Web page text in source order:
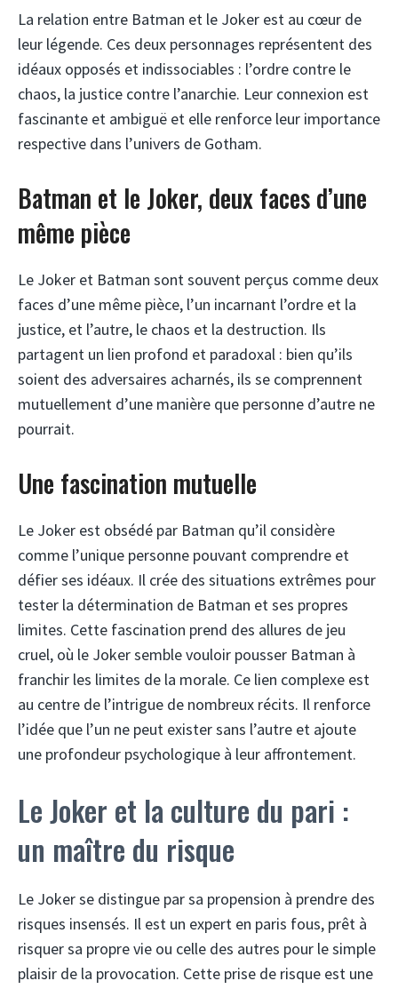
La relation entre Batman et le Joker est au cœur de
leur légende. Ces deux personnages représentent des
idéaux opposés et indissociables : l’ordre contre le
chaos, la justice contre l’anarchie. Leur connexion est
fascinante et ambiguë et elle renforce leur importance
respective dans l’univers de Gotham.
Batman et le Joker, deux faces d’une
même pièce
Le Joker et Batman sont souvent perçus comme deux
faces d’une même pièce, l’un incarnant l’ordre et la
justice, et l’autre, le chaos et la destruction. Ils
partagent un lien profond et paradoxal : bien qu’ils
soient des adversaires acharnés, ils se comprennent
mutuellement d’une manière que personne d’autre ne
pourrait.
Une fascination mutuelle
Le Joker est obsédé par Batman qu’il considère
comme l’unique personne pouvant comprendre et
défier ses idéaux. Il crée des situations extrêmes pour
tester la détermination de Batman et ses propres
limites. Cette fascination prend des allures de jeu
cruel, où le Joker semble vouloir pousser Batman à
franchir les limites de la morale. Ce lien complexe est
au centre de l’intrigue de nombreux récits. Il renforce
l’idée que l’un ne peut exister sans l’autre et ajoute
une profondeur psychologique à leur affrontement.
Le Joker et la culture du pari :
un maître du risque
Le Joker se distingue par sa propension à prendre des
risques insensés. Il est un expert en paris fous, prêt à
risquer sa propre vie ou celle des autres pour le simple
plaisir de la provocation. Cette prise de risque est une